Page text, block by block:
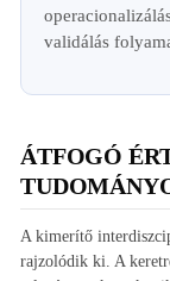
validálás
ÁTFOGÓ
A kimerítő
rajzolódik ki. A